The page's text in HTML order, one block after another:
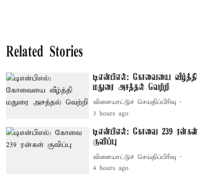
Related Stories
டிஎன்பிஎல்: கோவையை வீழ்த்தி
மதுரை அசத்தல் வெற்றி
விளையாட்டுச் செய்திப்பிரிவு
3 hours ago
டிஎன்பிஎல்: கோவை 239 ரன்கள்
குவிப்பு
விளையாட்டுச் செய்திப்பிரிவு
4 hours ago